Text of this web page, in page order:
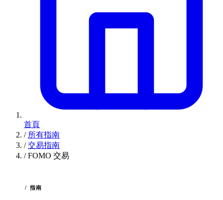
首頁
/ 所有指南
/ 交易指南
/ FOMO 交易
/ 指南